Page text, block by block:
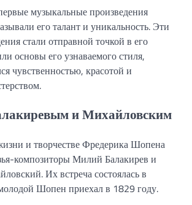
музыкальные произведения
его талант и уникальность. Эти
стали отправной точкой в его
основы его узнаваемого стиля,
чувственностью, красотой и
и Михайловским
и творчестве Фредерика Шопена
композиторы Милий Балакирев и
Их встреча состоялась в
Шопен приехал в 1829 году.